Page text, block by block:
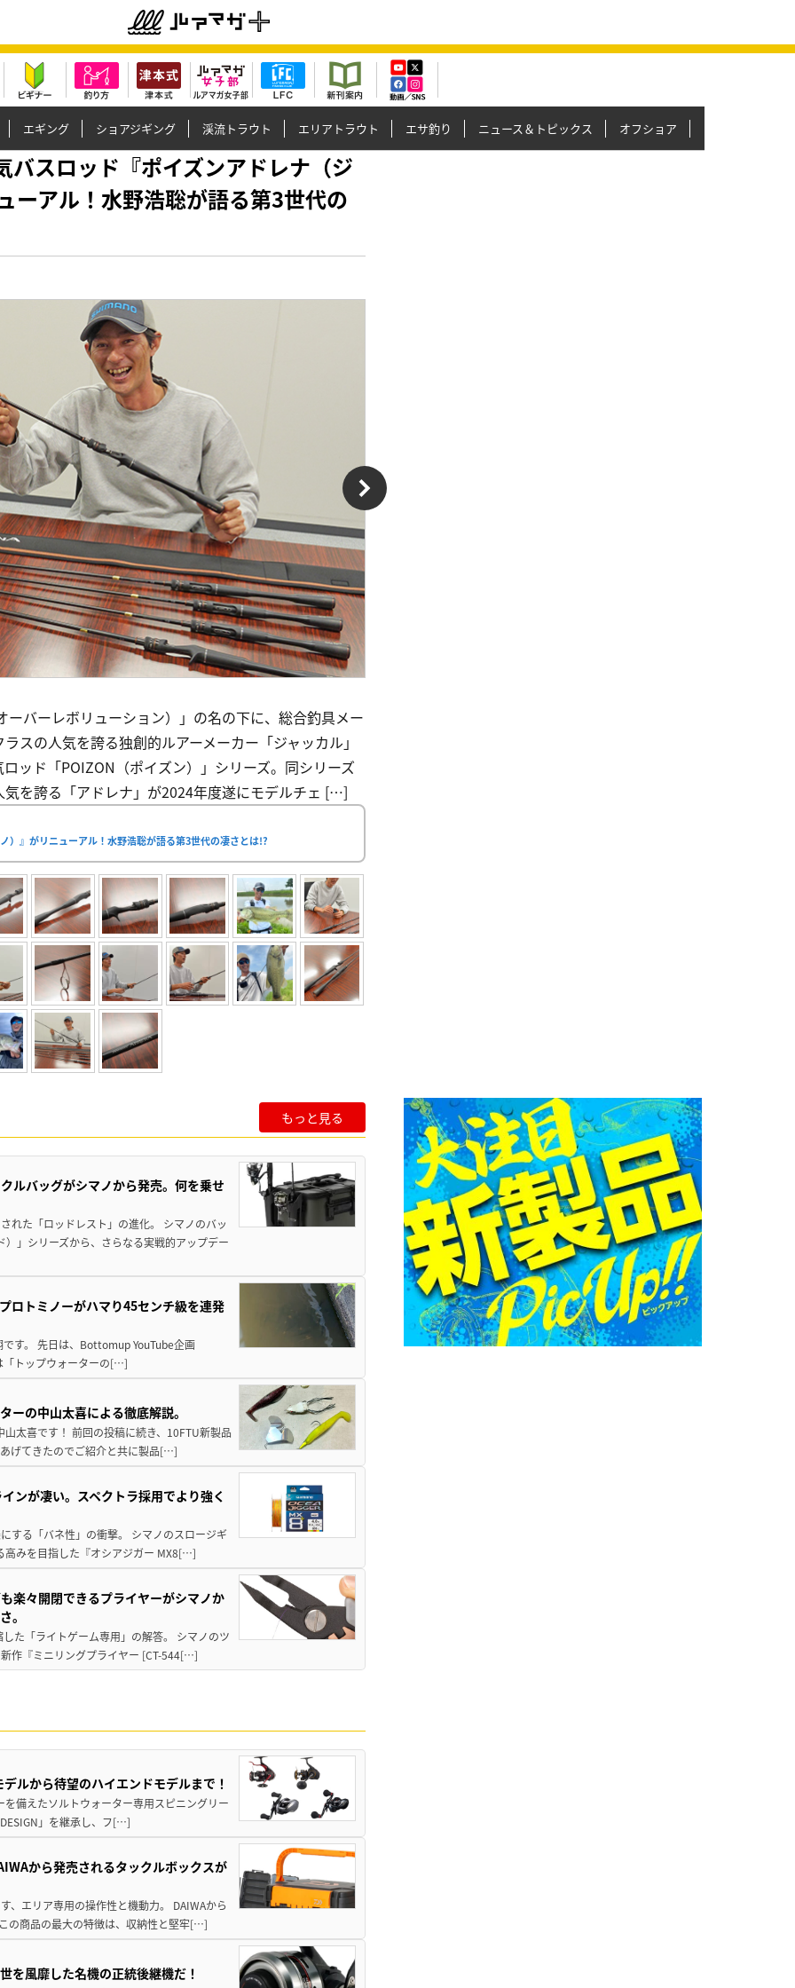
エギング ショアジギング 渓流トラウト エリアトラウト エサ釣り ニュース＆トピックス オフショア
スロッド『ポイズンアドレナ（ジ
アル！水野浩聡が語る第3世代の
ーバーレボリューション）」の名の下に、総合釣具メー
スの人気を誇る独創的ルアーメーカー「ジャッカル」
ッド「POIZON（ポイズン）」シリーズ。同シリーズ
を誇る「アドレナ」が2024年度遂にモデルチェ […]
』がリニューアル！水野浩聡が語る第3世代の凄さとは!?
もっと見る
ルバッグがシマノから発売。何を乗せ
れた「ロッドレスト」の進化。 シマノのバッ
」シリーズから、さらなる実戦的アップデー
ロトミノーがハマり45センチ級を連発
す。 先日は、Bottomup YouTube企画
「トップウォーターの[…]
ーの中山太喜による徹底解説。
太喜です！ 前回の投稿に続き、10FTU新製品
げてきたのでご紹介と共に製品[…]
ンが凄い。スペクトラ採用でより強く
する「バネ性」の衝撃。 シマノのスロージギ
高みを目指した『オシアジガー MX8[…]
楽々開閉できるプライヤーがシマノか
。
た「ライトゲーム専用」の解答。 シマノのツ
作『ミニリングプライヤー [CT-544[…]
ルから待望のハイエンドモデルまで！
備えたソルトウォーター専用スピニングリー
」を継承し、フ[…]
から発売されるタックルボックスが
、エリア専用の操作性と機動力。 DAIWAから
の商品の最大の特徴は、収納性と堅牢[…]
を風靡した名機の正統後継機だ！